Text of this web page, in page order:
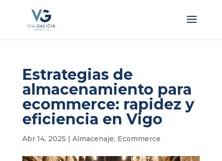
Estrategias de
almacenamiento para
ecommerce: rapidez y
eficiencia en Vigo
Abr 14, 2025 | Almacenaje, Ecommerce